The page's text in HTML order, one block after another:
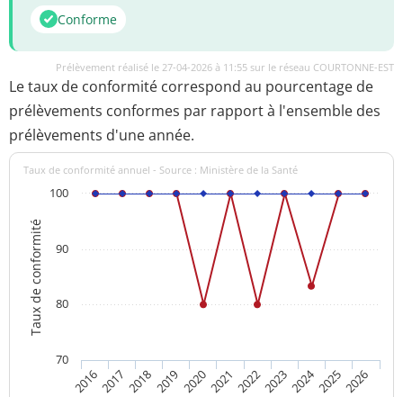
Conforme
Prélèvement réalisé le 27-04-2026 à 11:55 sur le réseau COURTONNE-EST
Le taux de conformité correspond au pourcentage de
prélèvements conformes par rapport à l'ensemble des
prélèvements d'une année.
Taux de conformité
Taux de conformité annuel - Source : Ministère de la Santé
20162017 201820192020202120222023202420252026
80
90
100
70